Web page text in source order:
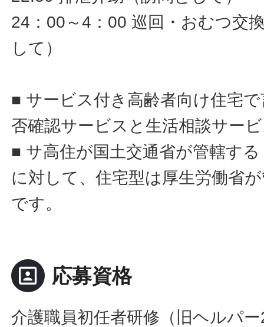
24：00～4：00 巡回・おむつ交
して）
■ サービス付き高齢者向け住宅
否確認サービスと生活相談サー
■ サ高住が国土交通省が管轄す
に対して、住宅型は厚生労働省
です。
portrait 応募資格
介護職員初任者研修（旧ヘルパ